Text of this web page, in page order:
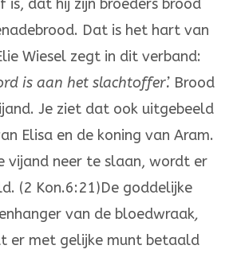
is, dat hij zijn broeders brood
Dat is het hart van
Wiesel zegt in dit verband:
is aan het slachtoffer’. Brood
Je ziet dat ook uitgebeeld
Elisa en de koning van Aram.
vijand neer te slaan, wordt er
(2 Kon.6:21)De goddelijke
van de bloedwraak,
er met gelij­ke munt betaald